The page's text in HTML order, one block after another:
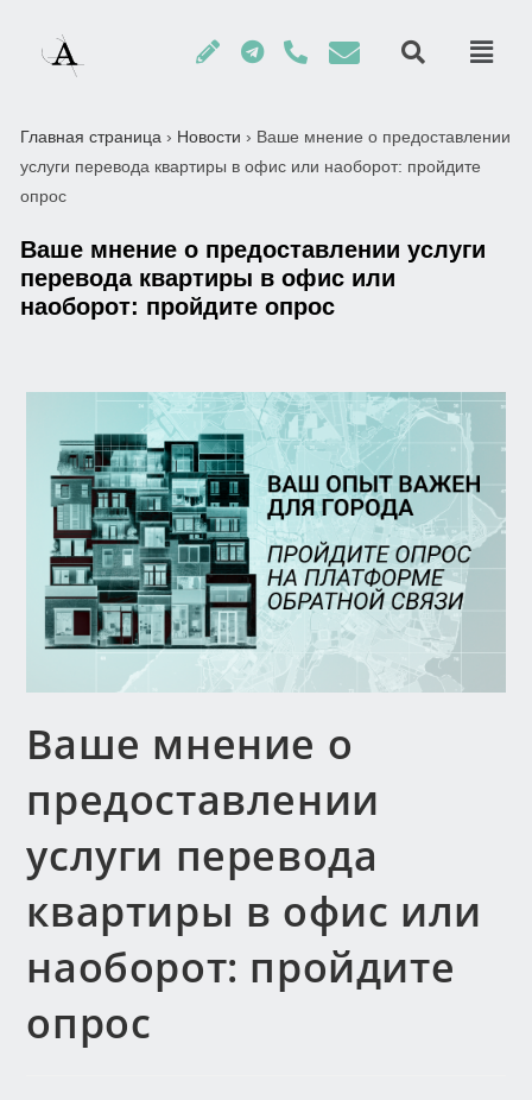
Главная страница › Новости › Ваше мнение о предоставлении
услуги перевода квартиры в офис или наоборот: пройдите
опрос
Ваше мнение о предоставлении услуги
перевода квартиры в офис или
наоборот: пройдите опрос
Ваше мнение о
предоставлении
услуги перевода
квартиры в офис или
наоборот: пройдите
опрос